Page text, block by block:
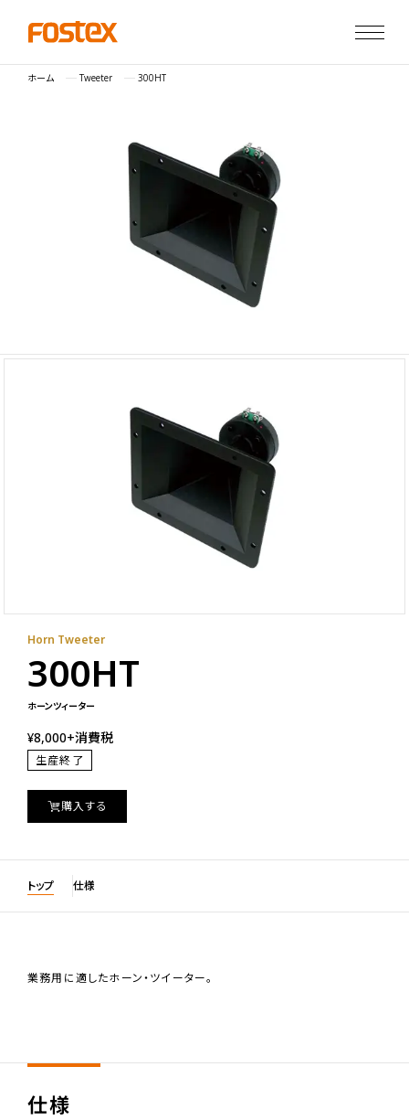
ホーム Tweeter 300HT
Horn Tweeter
300HT
ホーンツィーター
¥8,000+消費税
生産終了
購入する
トップ 仕様
業務用に適したホーン・ツイーター。
仕様